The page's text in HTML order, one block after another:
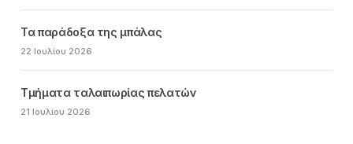
Τα παράδοξα της μπάλας
22 Ιουλίου 2026
Τμήματα ταλαιπωρίας πελατών
21 Ιουλίου 2026